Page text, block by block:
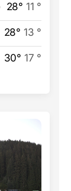
28° 11 °
28° 13 °
30° 17 °